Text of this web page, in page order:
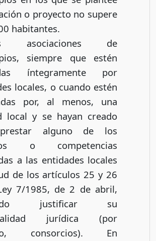
o proyecto no supere
habitantes.
asociaciones de
siempre que estén
íntegramente por
locales, o cuando estén
por, al menos, una
local y se hayan creado
alguno de los
o competencias
a las entidades locales
de los artículos 25 y 26
7/1985, de 2 de abril,
justificar su
jurídica (por
consorcios). En